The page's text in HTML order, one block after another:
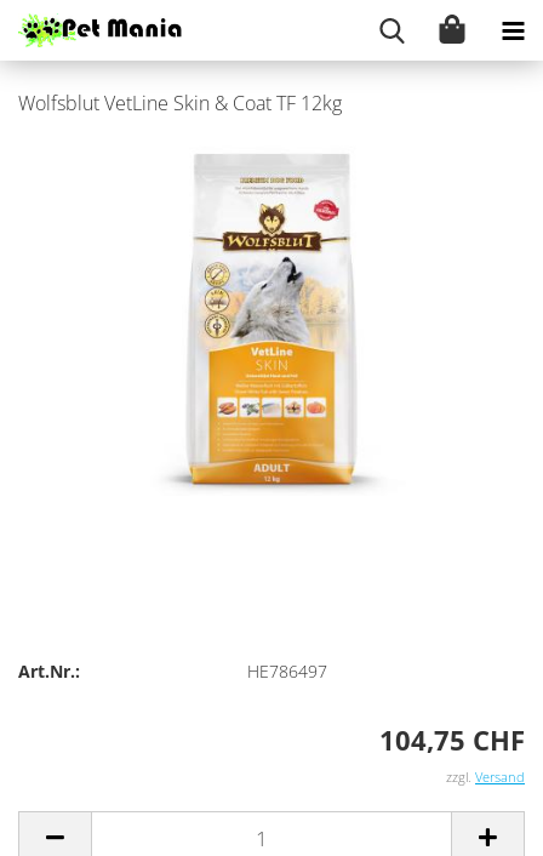
Wolfs­blut Vet­Li­ne Skin & Coat TF 12kg
Art.Nr.: HE786497
104,75 CHF
zzgl. Versand